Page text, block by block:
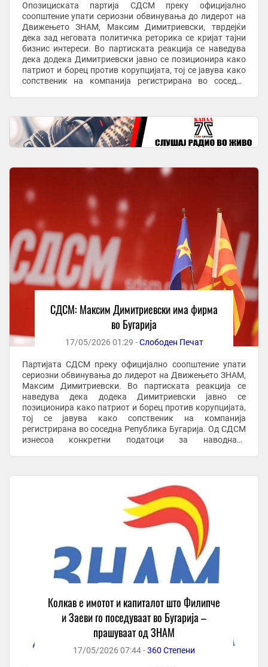
Опозициската партија СДСМ преку официјално
соопштение упати сериозни обвинувања до лидерот на
Движењето ЗНАМ, Максим Димитриевски, тврдејќи
дека зад неговата политичка реторика се кријат тајни
бизнис интереси. Во партиската реакција се наведува
дека додека Димитриевски јавно се позиционира како
патриот и борец против корупцијата, тој се јавува како
сопственик на компанија регистрирана во соседна
СДСМ: Максим Димитриевски има фирма
во Бугарија
17/05/2026 01:29 -Слободен Печат
Партијата СДСМ преку официјално соопштение упати
сериозни обвинувања до лидерот на Движењето ЗНАМ,
Максим Димитриевски. Во партиската реакција се
наведува дека додека Димитриевски јавно се
позиционира како патриот и борец против корупцијата,
тој се јавува како сопственик на компанија
регистрирана во соседна Република Бугарија. Од СДСМ
изнесоа конкретни податоци за наводната
Колкав е имотот и капиталот што Филипче
и Заеви го поседуваат во Бугарија –
прашуваат од ЗНАМ
17/05/2026 07:44 -360 Степени